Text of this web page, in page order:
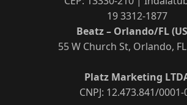
19 3312-1877
Beatz – Orlando/FL
55 W Church St, Orlando,
Platz Marketing
CNPJ: 12.473.841/0001-